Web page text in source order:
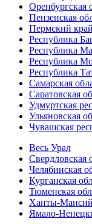
Оренбургская
Пензенская
Пермский край
Республика
Республика
Республика
Республика
Самарская
Саратовская
Удмуртская
Ульяновская
Чувашская
Весь Урал
Свердловская
Челябинская
Курганская
Тюменская
Ханты-
Ямало-